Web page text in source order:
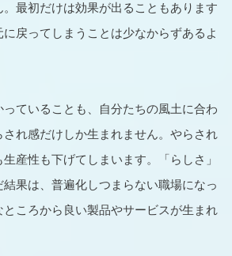
最初だけは効果が出ることもあります
戻ってしまうことは少なからずあるよ
ていることも、自分たちの風土に合わ
れ感だけしか生まれません。やらされ
産性も下げてしまいます。「らしさ」
果は、普遍化しつまらない職場になっ
ころから良い製品やサービスが生まれ